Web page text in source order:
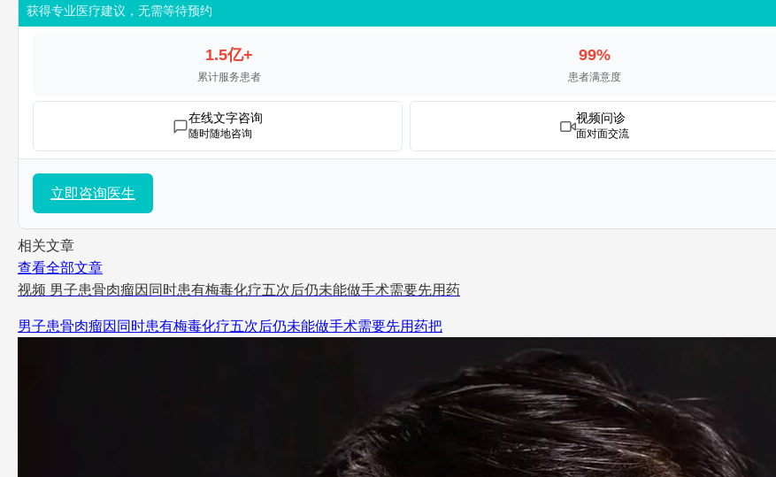
获得专业医疗建议，无需等待预约
1.5亿+
累计服务患者
99%
患者满意度
在线文字咨询
随时随地咨询
视频问诊
面对面交流
立即咨询医生
相关文章
查看全部文章
视频 男子患骨肉瘤因同时患有梅毒化疗五次后仍未能做手术需要先用药
男子患骨肉瘤因同时患有梅毒化疗五次后仍未能做手术需要先用药把